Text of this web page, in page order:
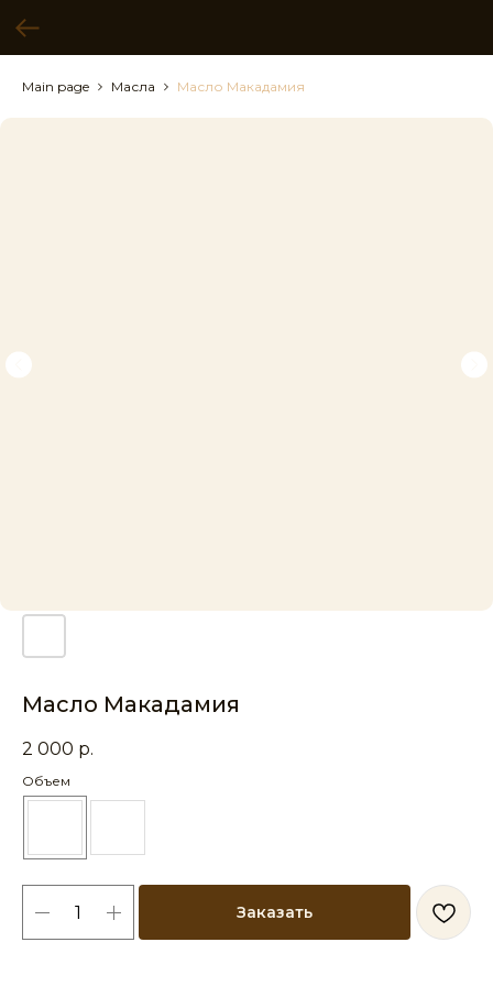
Main page Масла Масло Макадамия
Масло Макадамия
2 000 р.
Объем
Заказать